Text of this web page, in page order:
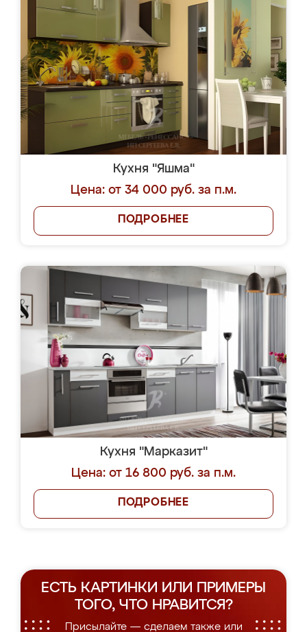
Кухня "Яшма"
Цена: от 34 000 руб. за п.м.
ПОДРОБНЕЕ
Кухня "Марказит"
Цена: от 16 800 руб. за п.м.
ПОДРОБНЕЕ
ЕСТЬ КАРТИНКИ ИЛИ ПРИМЕРЫ
ТОГО, ЧТО НРАВИТСЯ?
Присылайте — сделаем также или